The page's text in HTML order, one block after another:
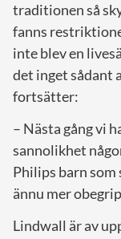
traditionen så
fanns
inte blev en
det inget sådant
fortsätter:
– Nästa gång vi
sannolikhet
Philips barn som
ännu mer
Lindwall är av